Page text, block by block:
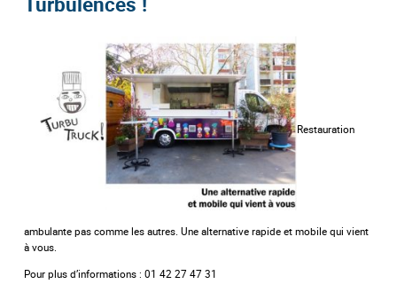
Restauration
ambulante pas comme les autres. Une alternative rapide et mobile qui vient
à vous.
Pour plus d’informations : 01 42 27 47 31